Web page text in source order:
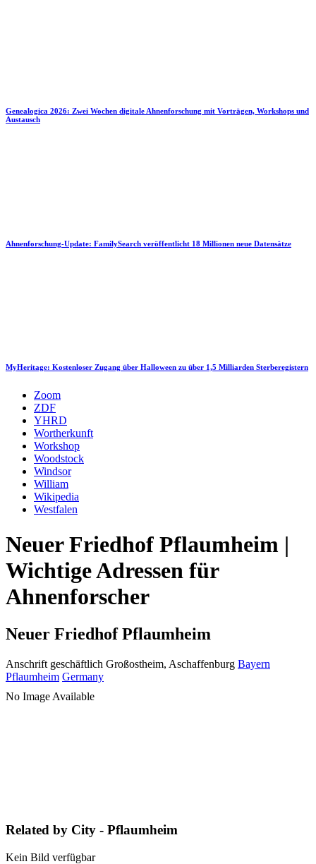
Genealogica 2026: Zwei Wochen digitale Ahnenforschung mit Vorträgen, Workshops und
Austausch
Ahnenforschung-Update: FamilySearch veröffentlicht 18 Millionen neue Datensätze
MyHeritage: Kostenloser Zugang über Halloween zu über 1,5 Milliarden Sterberegistern
Zoom
ZDF
YHRD
Wortherkunft
Workshop
Woodstock
Windsor
William
Wikipedia
Westfalen
Neuer Friedhof Pflaumheim |
Wichtige Adressen für
Ahnenforscher
Neuer Friedhof Pflaumheim
Anschrift geschäftlich Großostheim, Aschaffenburg Bayern
Pflaumheim Germany
No Image Available
Related by City - Pflaumheim
Kein Bild verfügbar